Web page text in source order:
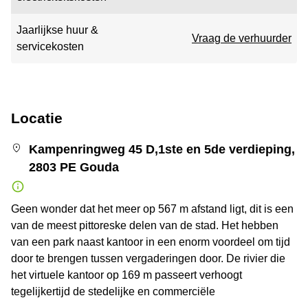
Jaarlijkse huur &
servicekosten
Vraag de verhuurder
Locatie
Kampenringweg 45 D,1ste en 5de verdieping,
2803 PE Gouda
Geen wonder dat het meer op 567 m afstand ligt, dit is een
van de meest pittoreske delen van de stad. Het hebben
van een park naast kantoor in een enorm voordeel om tijd
door te brengen tussen vergaderingen door. De rivier die
het virtuele kantoor op 169 m passeert verhoogt
tegelijkertijd de stedelijke en commerciële